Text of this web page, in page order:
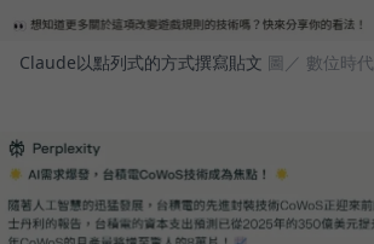
Claude以點列式的方式撰寫貼文 圖／ 數位時代